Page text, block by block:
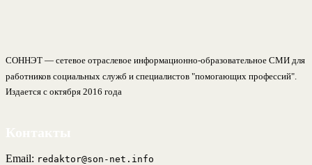
СОННЭТ — сетевое отраслевое информационно-образовательное СМИ для
работников социальных служб и специалистов "помогающих профессий".
Издается с октября 2016 года
Email: redaktor@son-net.info